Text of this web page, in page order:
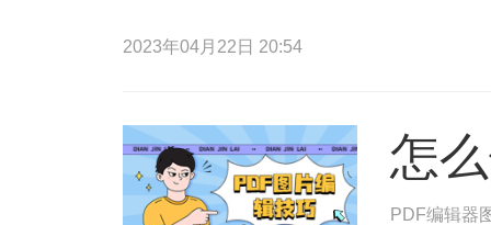
2023年04月22日 20:54
怎
PDF编辑器